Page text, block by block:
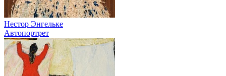
Нестор Энгельке
Автопортрет